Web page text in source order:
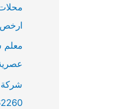
ارخص